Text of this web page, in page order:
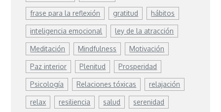
frase para la reflexión gratitud hábitos
inteligencia emocional ley de la atracción
Meditación Mindfulness Motivación
Paz interior Plenitud Prosperidad
Psicología Relaciones tóxicas relajación
relax resiliencia salud serenidad